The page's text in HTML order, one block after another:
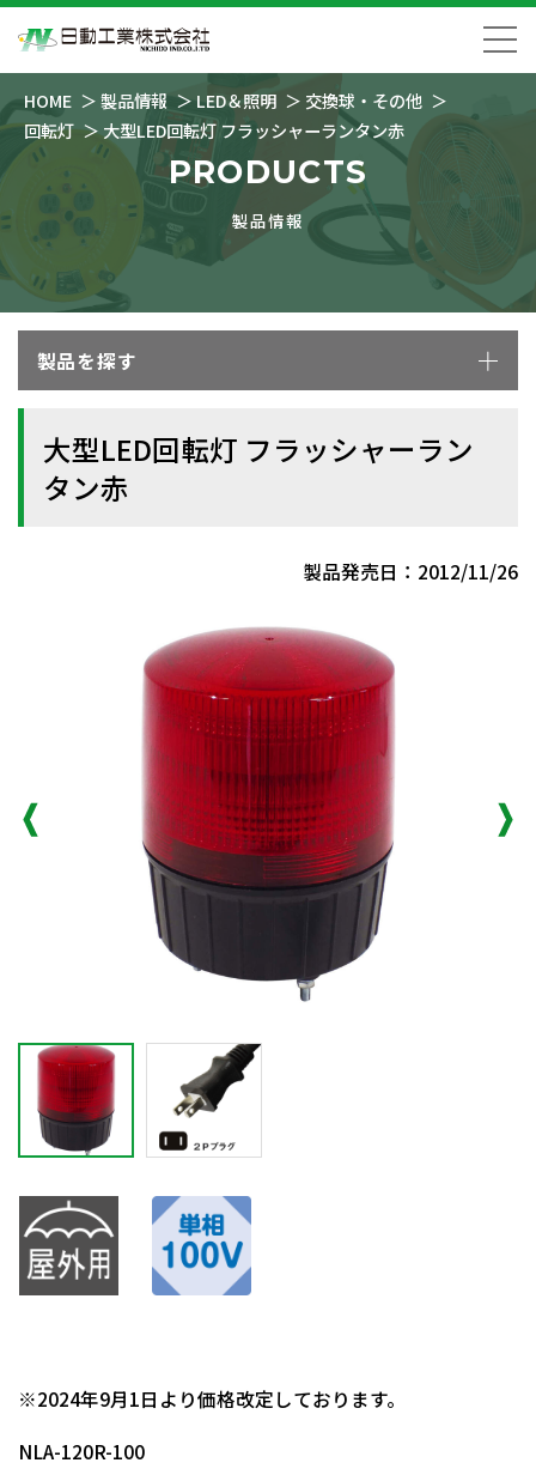
HOME 製品情報 LED＆照明
交換球・その他
回転灯
大型LED回転灯 フラッシャーランタン赤
PRODUCTS
製品情報
製品を探す
大型LED回転灯 フラッシャーラン
タン赤
製品発売日：2012/11/26
※2024年9月1日より価格改定しております。
NLA-120R-100